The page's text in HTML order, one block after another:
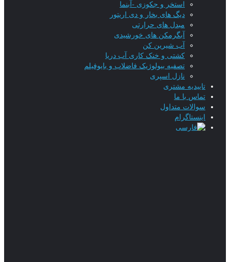
استخر و جکوزی -آبنما
دیگ های بخار و دی اریتور
مبدل های حرارتی
آبگرمکن های خورشیدی
آب شیرین کن
کشتی و خنک کاری آب دریا
تصفیه بیولوژیک فاضلاب و بایوفیلم
نازل اسپری
تاییدیه‌ مشتری
تماس با ما
سوالات متداول
اینستاگرام